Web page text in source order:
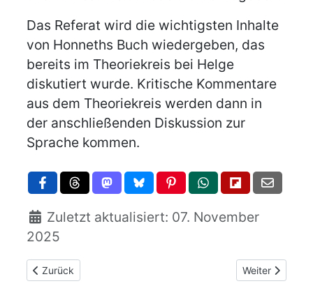
Das Referat wird die wichtigsten Inhalte
von Honneths Buch wiedergeben, das
bereits im Theoriekreis bei Helge
diskutiert wurde. Kritische Kommentare
aus dem Theoriekreis werden dann in
der anschließenden Diskussion zur
Sprache kommen.
Zuletzt aktualisiert: 07. November
2025
Vorheriger Beitrag: Film “The Other Side Of The River”
Zurück Nächster
Weiter